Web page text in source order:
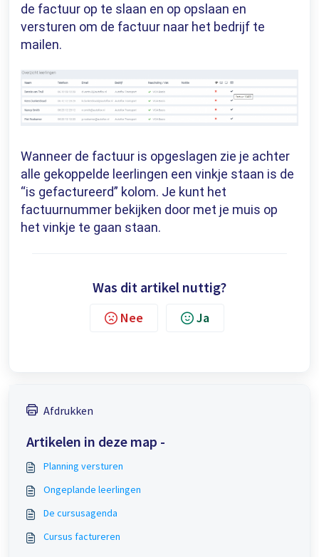
de factuur op te slaan en op opslaan en
versturen om de factuur naar het bedrijf te
mailen.
Wanneer de factuur is opgeslagen zie je achter
alle gekoppelde leerlingen een vinkje staan is de
“is gefactureerd” kolom. Je kunt het
factuurnummer bekijken door met je muis op
het vinkje te gaan staan.
Was dit artikel nuttig?
Nee Ja
Afdrukken
Artikelen in deze map -
Planning versturen
Ongeplande leerlingen
De cursusagenda
Cursus factureren